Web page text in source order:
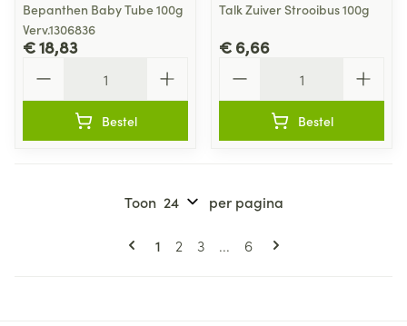
Bepanthen Baby Tube 100g
Verv.1306836
€ 18,83
Bestel
Talk Zuiver Strooibus 100g
€ 6,66
Bestel
Pagina's
U lees momenteel pagina
1 Pagina
2 Pagina
3 ... Pagina
6
Toon per pagina